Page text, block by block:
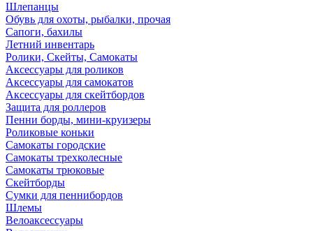
Шлепанцы
Обувь для охоты, рыбалки, прочая
Сапоги, бахилы
Летний инвентарь
Ролики, Скейты, Самокаты
Аксессуары для роликов
Аксессуары для самокатов
Аксессуары для скейтбордов
Защита для роллеров
Пенни борды, мини-круизеры
Роликовые коньки
Самокаты городские
Самокаты трехколесные
Самокаты трюковые
Скейтборды
Сумки для пеннибордов
Шлемы
Велоаксессуары